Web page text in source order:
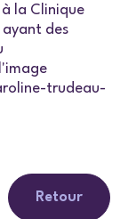
la Clinique
des
trudeau-
Retour